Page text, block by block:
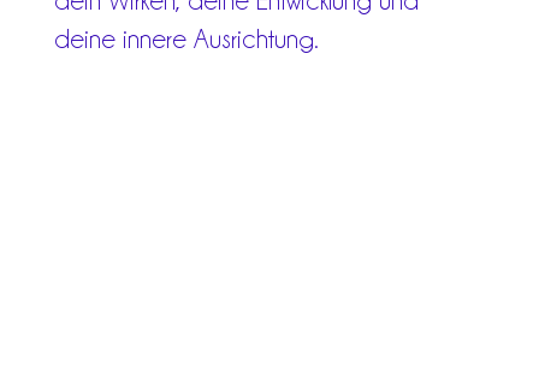
deine innere Ausrichtung.